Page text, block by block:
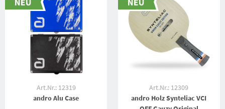
Art.Nr.: 12319
andro Alu Case
Art.Nr.: 12309
andro Holz Synteliac VCI